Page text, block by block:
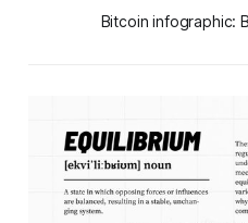
Bitcoin infographic: